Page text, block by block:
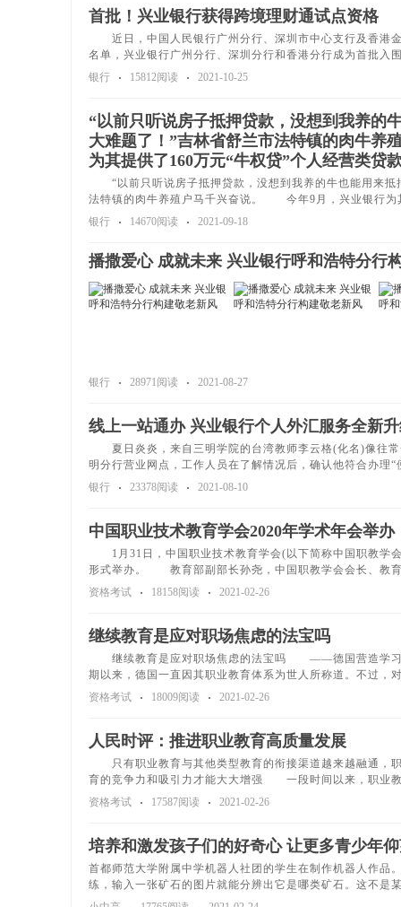
首批！兴业银行获得跨境理财通试点资格
近日，中国人民银行广州分行、深圳市中心支行及香港
名单，兴业银行广州分行、深圳分行和香港分行成为首批入
银行
15812阅读 2021-10-25
“以前只听说房子抵押贷款，没想到我养的
大难题了！”吉林省舒兰市法特镇的肉牛养
为其提供了160万元“牛权贷”个人经营类贷
“以前只听说房子抵押贷款，没想到我养的牛也能用来抵
法特镇的肉牛养殖户马千兴奋说。 今年9月，兴业银行为
银行
14670阅读 2021-09-18
播撒爱心 成就未来 兴业银行呼和浩特分行
银行 28971阅读 2021-08-27
线上一站通办 兴业银行个人外汇服务全新
夏日炎炎，来自三明学院的台湾教师李云格(化名)像往常
明分行营业网点，工作人员在了解情况后，确认他符合办理“
银行
23378阅读 2021-08-10
中国职业技术教育学会2020年学术年会举办
1月31日，中国职业技术教育学会(以下简称中国职教学
形式举办。 教育部副部长孙尧，中国职教学会会长、教
资格考试
18158阅读 2021-02-26
继续教育是应对职场焦虑的法宝吗
继续教育是应对职场焦虑的法宝吗 ——德国营造学
期以来，德国一直因其职业教育体系为世人所称道。不过，
资格考试
18009阅读 2021-02-26
人民时评：推进职业教育高质量发展
只有职业教育与其他类型教育的衔接渠道越来越融通，
育的竞争力和吸引力才能大大增强 一段时间以来，职业
资格考试
17587阅读 2021-02-26
培养和激发孩子们的好奇心 让更多青少年
首都师范大学附属中学机器人社团的学生在制作机器人
练，输入一张矿石的图片就能分辨出它是哪类矿石。这不是